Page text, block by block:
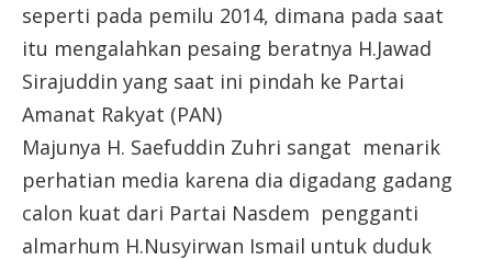
seperti pada pemilu 2014, dimana pada saat
itu mengalahkan pesaing beratnya H.Jawad
Sirajuddin yang saat ini pindah ke Partai
Amanat Rakyat (PAN)
Majunya H. Saefuddin Zuhri sangat menarik
perhatian media karena dia digadang gadang
calon kuat dari Partai Nasdem pengganti
almarhum H.Nusyirwan Ismail untuk duduk